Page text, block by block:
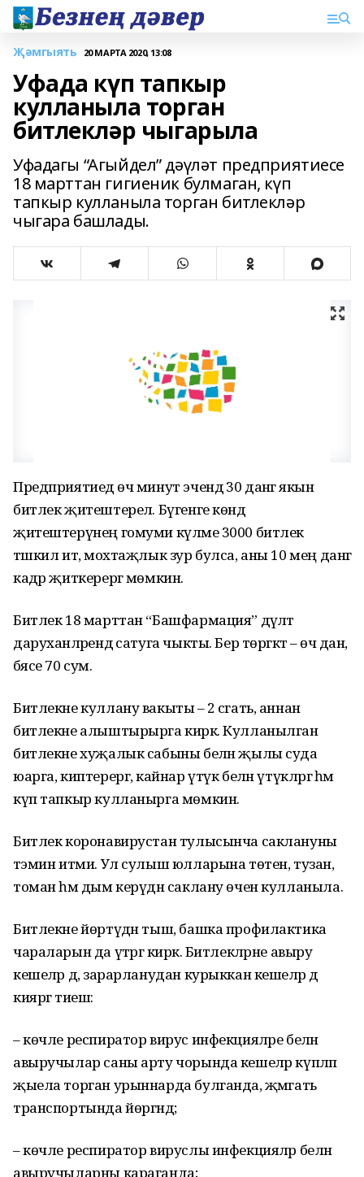
Җәмгыять 20 МАРТА 2020, 13:08
Уфада күп тапкыр
кулланыла торган
битлекләр чыгарыла
Уфадагы “Агыйдел” дәүләт предприятиесе
18 марттан гигиеник булмаган, күп
тапкыр кулланыла торган битлекләр
чыгара башлады.
Предприятиедә өч минут эчендә 30 данәгә якын
битлек җитештерелә. Бүгенге көндә
җитештерүнең гомуми күләме 3000 битлек
тәшкил итә, мохтаҗлык зур булса, аны 10 мең данәгә
кадәр җиткерергә мөмкин.
Битлек 18 марттан “Башфармация” дәүләт
даруханәләрендә сатуга чыкты. Бер төргәктә – өч данә,
бәясе 70 сум.
Битлекне куллану вакыты – 2 сәгать, аннан
битлекне алыштырырга кирәк. Кулланылган
битлекне хуҗалык сабыны белән җылы суда
юарга, киптерергә, кайнар үтүк белән үтүкләргә һәм
күп тапкыр кулланырга мөмкин.
Битлек коронавирустан тулысынча саклануны
тәэмин итми. Ул сулыш юлларына төтен, тузан,
томан һәм дым керүдән саклану өчен кулланыла.
Битлекне йөртүдән тыш, башка профилактика
чараларын да үтәргә кирәк. Битлекләрне авыру
кешеләр дә, зарарланудан курыккан кешеләр дә
кияргә тиеш:
– көчле респиратор вирус инфекцияләре белән
авыручылар саны арту чорында кешеләр күпләп
җыела торган урыннарда булганда, җәмәгать
транспортында йөргәндә;
– көчле респиратор вируслы инфекцияләр белән
авыручыларны караганда;